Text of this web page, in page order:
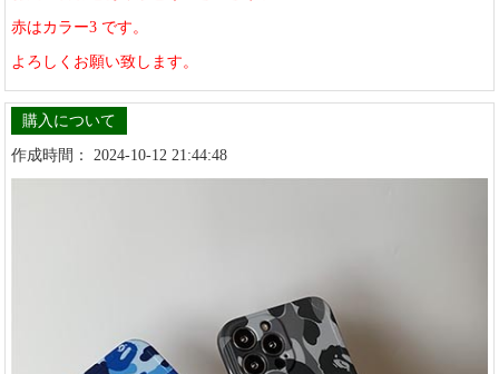
赤はカラー3 です。
よろしくお願い致します。
購入について
作成時間： 2024-10-12 21:44:48